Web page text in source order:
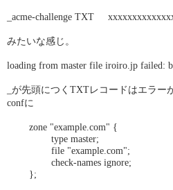
_acme-challenge TXT
みたいな感じ。
loading from master file iroiro.jp failed:
_が先頭につくTXTレコードはエラー
confに
zone "example.com" {
type master;
file "example.com";
check-names ignore;
};